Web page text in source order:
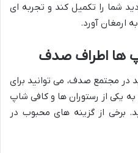
شما را تکمیل کند و تجربه ای
ارمغان آورد.
ها اطراف صدف
در مجتمع صدف، می توانید برای
یکی از رستوران ها و کافی شاپ
برخی از گزینه های محبوب در